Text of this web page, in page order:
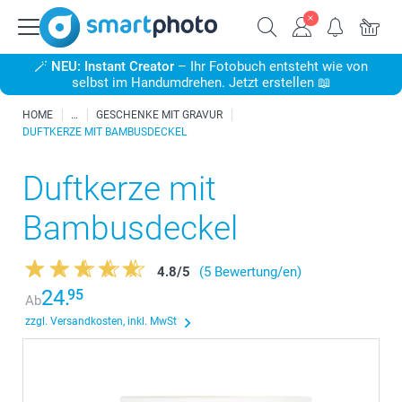
🪄 NEU: Instant Creator – Ihr Fotobuch entsteht wie von
selbst im Handumdrehen. Jetzt erstellen 📖
HOME
GESCHENKE MIT GRAVUR
DUFTKERZE MIT BAMBUSDECKEL
Duftkerze mit
Bambusdeckel
4.8/5
(5 Bewertung/en)
Ab24.95
zzgl. Versandkosten, inkl. MwSt